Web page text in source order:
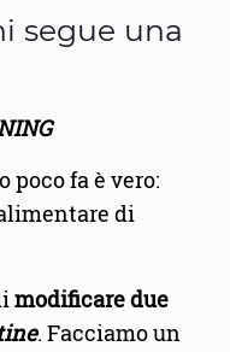
segue una
poco fa è vero:
di
modificare due
. Facciamo un